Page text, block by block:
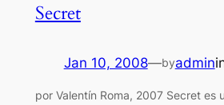
Secret
Jan 10, 2008—byadmin
por Valentín Roma, 2007 Secret es